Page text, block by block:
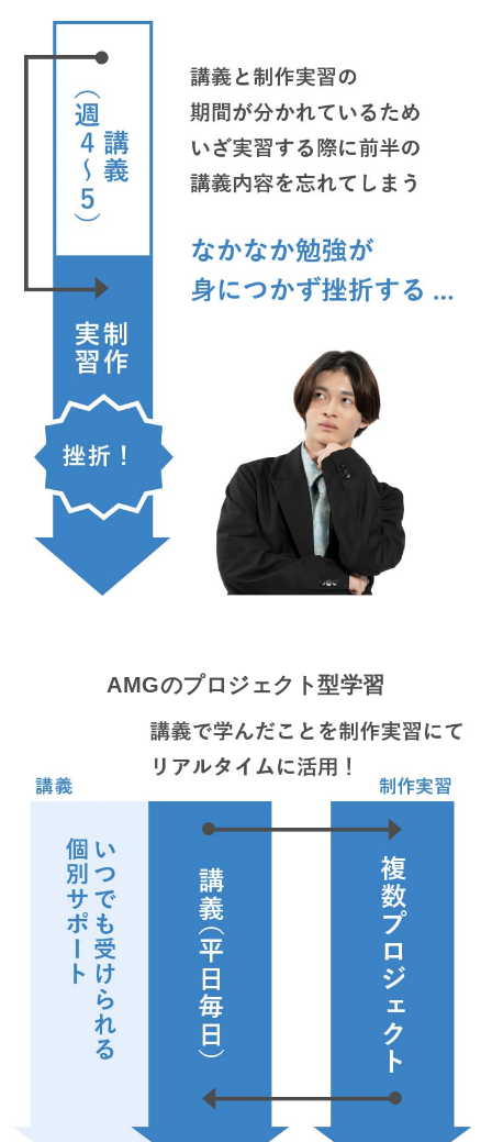
AMGのプロジェクト型学習